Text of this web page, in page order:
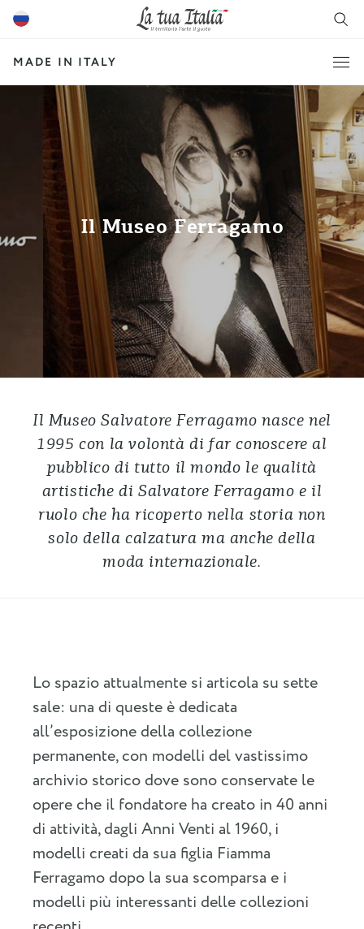
MADE IN ITALY
Il Museo Ferragamo
Il Museo Salvatore Ferragamo nasce nel
1995 con la volontà di far conoscere al
pubblico di tutto il mondo le qualità
artistiche di Salvatore Ferragamo e il
ruolo che ha ricoperto nella storia non
solo della calzatura ma anche della
moda internazionale.
Lo spazio attualmente si articola su sette
sale: una di queste è dedicata
all’esposizione della collezione
permanente, con modelli del vastissimo
archivio storico dove sono conservate le
opere che il fondatore ha creato in 40 anni
di attività, dagli Anni Venti al 1960, i
modelli creati da sua figlia Fiamma
Ferragamo dopo la sua scomparsa e i
modelli più interessanti delle collezioni